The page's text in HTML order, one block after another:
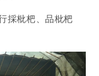
採枇杷、品枇杷